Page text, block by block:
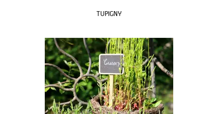
TUPIGNY